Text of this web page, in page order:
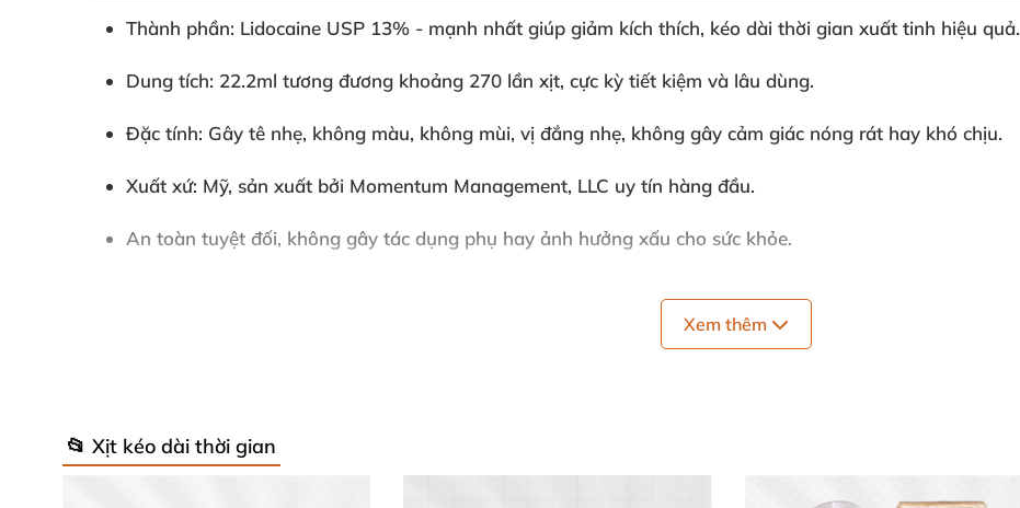
Thành phần: Lidocaine USP 13% - mạnh nhất giúp giảm kích thích, kéo dài thời gian xuất tinh hiệu quả.
Dung tích: 22.2ml tương đương khoảng 270 lần xịt, cực kỳ tiết kiệm và lâu dùng.
Đặc tính: Gây tê nhẹ, không màu, không mùi, vị đắng nhẹ, không gây cảm giác nóng rát hay khó chịu.
Xuất xứ: Mỹ, sản xuất bởi Momentum Management, LLC uy tín hàng đầu.
An toàn tuyệt đối, không gây tác dụng phụ hay ảnh hưởng xấu cho sức khỏe.
cần thiết.
Xem thêm
📂 Xịt kéo dài thời gian